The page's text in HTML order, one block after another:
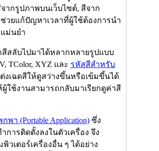
ากรูปภาพบนเว็บไซต์, สีจาก
วยแก้ปัญหาเวลาที่ผู้ใช้ต้องการนำ
ม่นยำ
สลับไปมาได้หลากหลายรูปแบบ
TColor, XYZ และ รหัสสีสำหรับ
เฉดสีให้ดูสว่างขึ้นหรือเข้มขึ้นได้
ใช้งานสามารถกลับมาเรียกดูค่าสี
า (Portable Application) ซึ่ง
ารติดตั้งลงในตัวเครื่อง จึง
วเตอร์เครื่องอื่น ๆ ได้อย่าง